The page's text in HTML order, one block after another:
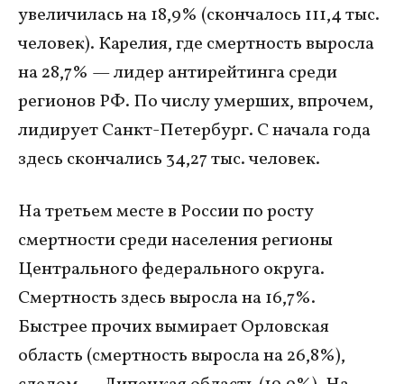
увеличилась на 18,9% (скончалось 111,4 тыс.
человек). Карелия, где смертность выросла
на 28,7% — лидер антирейтинга среди
регионов РФ. По числу умерших, впрочем,
лидирует Санкт-Петербург. С начала года
здесь скончались 34,27 тыс. человек.
На третьем месте в России по росту
смертности среди населения регионы
Центрального федерального округа.
Смертность здесь выросла на 16,7%.
Быстрее прочих вымирает Орловская
область (смертность выросла на 26,8%),